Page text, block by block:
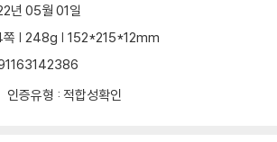
년 05월 01일
쪽 | 248g | 152*215*12mm
인증유형 : 적합성확인